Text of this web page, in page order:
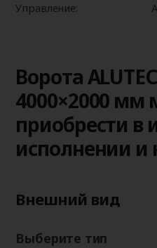
Управление:
Ворота
4000×2000 мм
приобрести в
исполнении и
Внешний вид
Выберите тип